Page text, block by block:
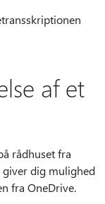
af et
rådhuset fra
giver dig mulighed
fra OneDrive.